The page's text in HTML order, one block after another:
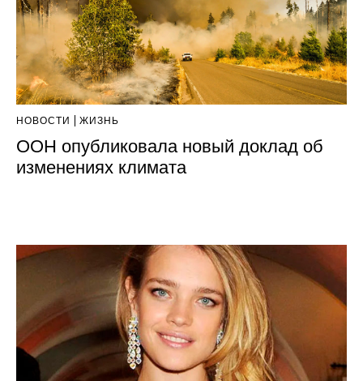
НОВОСТИ ЖИЗНЬ
ООН опубликовала новый доклад об
изменениях климата